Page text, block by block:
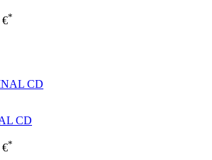
€*
CD
€*